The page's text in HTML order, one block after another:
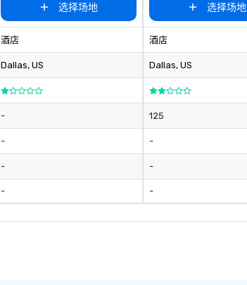
选择场地
酒店
Dallas, US
-
-
-
-
选择场地
酒店
Dallas, US
125
-
-
-